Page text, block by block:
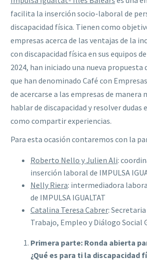
facilita la inserción socio-laboral de
discapacidad física. Tienen como
empresas acerca de las ventajas de la
con discapacidad física en sus equipos
2024, han iniciado una nueva propuesta
que han denominado Café con
de acercarse a las empresas de
hablar de discapacidad y resolver dudas
como compartir experiencias.
Para esta ocasión contaremos con la
Roberto Nello y Julien Ali:
inserción laboral de IMPULSA
Nelly Riera: intermediadora
de IMPULSA IGUALTAT
Catalina Teresa Cabrer:
Trabajo, Empleo y Diálogo Social
Primera parte: Ronda abierta
¿Qué es para ti la discapacidad